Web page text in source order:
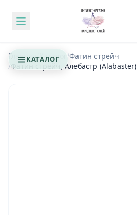
КАТАЛОГ
Поиск по сайту
Главная/Каталог/Фатин стрейч
/Фатин стрейч, Алебастр (Alabaster)